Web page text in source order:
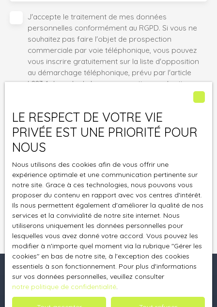
J'accepte le traitement de mes données
personnelles conformément au RGPD. Si vous ne
souhaitez pas faire l'objet de prospection
commerciale par voie téléphonique, vous pouvez
vous inscrire gratuitement sur la liste d'opposition
au démarchage téléphonique, prévu par l'article
L223-1 du code de la consommation, sur le site
Société Worldline, Service Bloctel, CS 61311, 41013
BLOIS CEDEX.
Pour en savoir plus sur le traitement de vos
données personnelles, veuillez consulter notre
politique de confidentialité.
Recevoir des annonces
Je recherche un bien
LE RESPECT DE VOTRE VIE
PRIVÉE EST UNE PRIORITÉ POUR
NOUS
Nous utilisons des cookies afin de vous offrir une
expérience optimale et une communication pertinente sur
notre site. Grace à ces technologies, nous pouvons vous
proposer du contenu en rapport avec vos centres d'intérêt.
Ils nous permettent également d'améliorer la qualité de nos
services et la convivialité de notre site internet. Nous
utiliserons uniquement les données personnelles pour
lesquelles vous avez donné votre accord. Vous pouvez les
modifier à n'importe quel moment via la rubrique ″Gérer les
cookies″ en bas de notre site, à l'exception des cookies
essentiels à son fonctionnement. Pour plus d'informations
sur vos données personnelles, veuillez consulter
notre politique de confidentialité.